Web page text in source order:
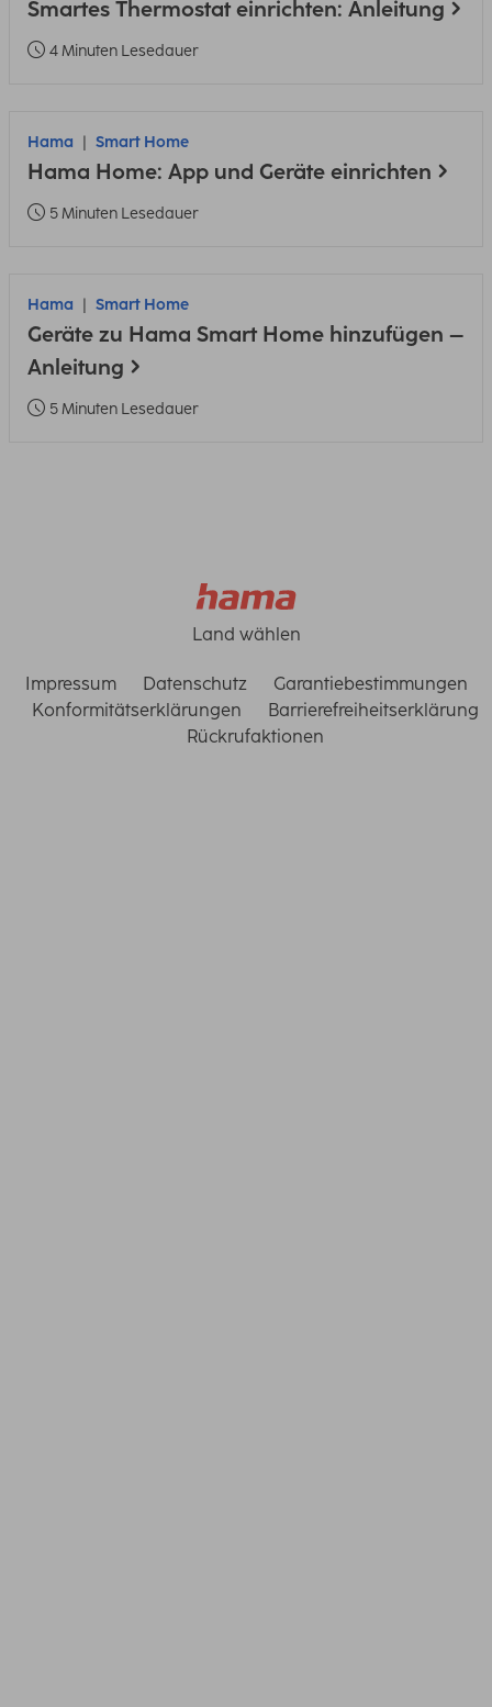
Smartes Thermostat einrichten: Anleitung
4 Minuten Lesedauer
Hama Smart Home
Hama Home: App und Geräte einrichten
5 Minuten Lesedauer
Hama Smart Home
Geräte zu Hama Smart Home hinzufügen –
Anleitung
5 Minuten Lesedauer
Land wählen
Impressum Datenschutz
Garantiebestimmungen
Konformitätserklärungen
Barrierefreiheitserklärung
Rückrufaktionen